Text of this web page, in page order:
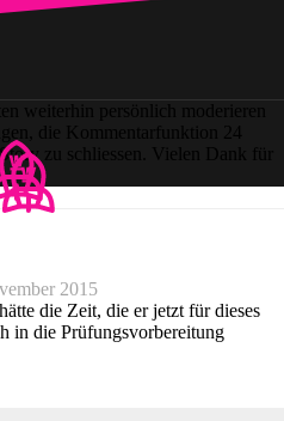
weiterhin persönlich moderieren
die Kommentarfunktion 24
zu schliessen. Vielen Dank für
2015
die Zeit, die er jetzt für dieses
in die Prüfungsvorbereitung